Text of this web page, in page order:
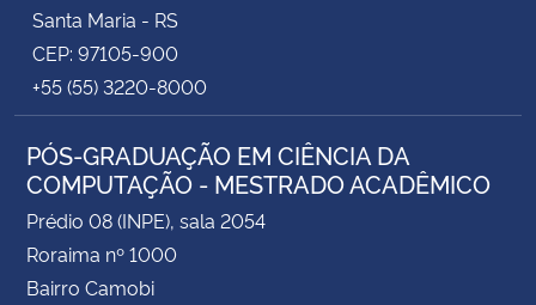
Santa Maria - RS
CEP: 97105-900
+55 (55) 3220-8000
PÓS-GRADUAÇÃO EM CIÊNCIA DA
COMPUTAÇÃO - MESTRADO ACADÊMICO
Prédio 08 (INPE), sala 2054
Roraima nº 1000
Bairro Camobi